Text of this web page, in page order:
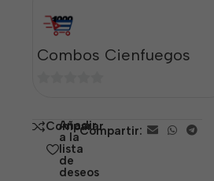
Combos Cienfuegos
5 Comparar
Añadir
a la
lista
de
deseos
Compartir: